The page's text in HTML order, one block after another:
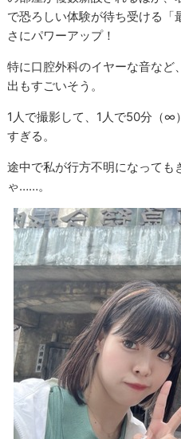
で恐ろしい体験が待ち受ける「
さにパワーアップ！
特に口腔外科のイヤーな音な
出もすごいそう。
1人で撮影して、1人で50分（∞
すぎる。
途中で私が行方不明になっても
ゃ……。